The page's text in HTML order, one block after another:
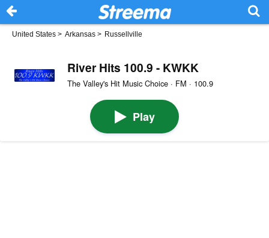
United States > Arkansas > Russellville
River Hits 100.9 - KWKK
The Valley's Hit Music Choice · FM · 100.9
Play